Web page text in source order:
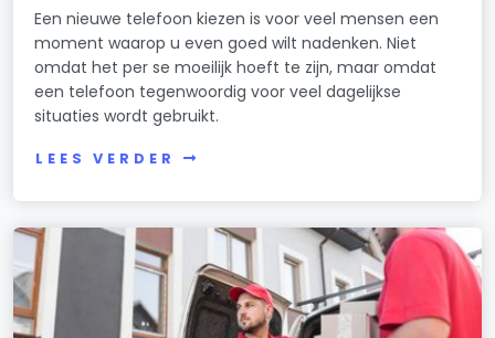
Een nieuwe telefoon kiezen is voor veel mensen een
moment waarop u even goed wilt nadenken. Niet
omdat het per se moeilijk hoeft te zijn, maar omdat
een telefoon tegenwoordig voor veel dagelijkse
situaties wordt gebruikt.
LEES VERDER